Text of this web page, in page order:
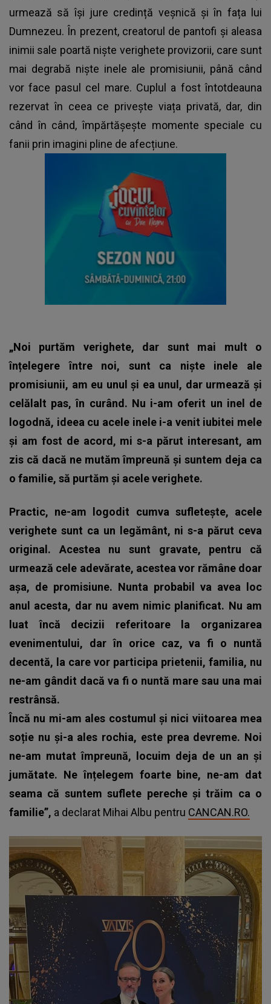
urmează să își jure credință veșnică și în fața lui
Dumnezeu. În prezent, creatorul de pantofi și aleasa
inimii sale poartă niște verighete provizorii, care sunt
mai degrabă niște inele ale promisiunii, până când
vor face pasul cel mare. Cuplul a fost întotdeauna
rezervat în ceea ce privește viața privată, dar, din
când în când, împărtășește momente speciale cu
fanii prin imagini pline de afecțiune.
„Noi purtăm verighete, dar sunt mai mult o
înțelegere între noi, sunt ca niște inele ale
promisiunii, am eu unul și ea unul, dar urmează și
celălalt pas, în curând. Nu i-am oferit un inel de
logodnă, ideea cu acele inele i-a venit iubitei mele
și am fost de acord, mi s-a părut interesant, am
zis că dacă ne mutăm împreună și suntem deja ca
o familie, să purtăm și acele verighete.
Practic, ne-am logodit cumva sufletește, acele
verighete sunt ca un legământ, ni s-a părut ceva
original. Acestea nu sunt gravate, pentru că
urmează cele adevărate, acestea vor rămâne doar
așa, de promisiune. Nunta probabil va avea loc
anul acesta, dar nu avem nimic planificat. Nu am
luat încă decizii referitoare la organizarea
evenimentului, dar în orice caz, va fi o nuntă
decentă, la care vor participa prietenii, familia, nu
ne-am gândit dacă va fi o nuntă mare sau una mai
restrânsă.
Încă nu mi-am ales costumul și nici viitoarea mea
soție nu și-a ales rochia, este prea devreme. Noi
ne-am mutat împreună, locuim deja de un an și
jumătate. Ne înțelegem foarte bine, ne-am dat
seama că suntem suflete pereche și trăim ca o
familie”, a declarat Mihai Albu pentru CANCAN.RO.